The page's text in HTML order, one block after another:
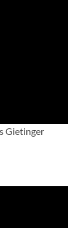
Gietinger